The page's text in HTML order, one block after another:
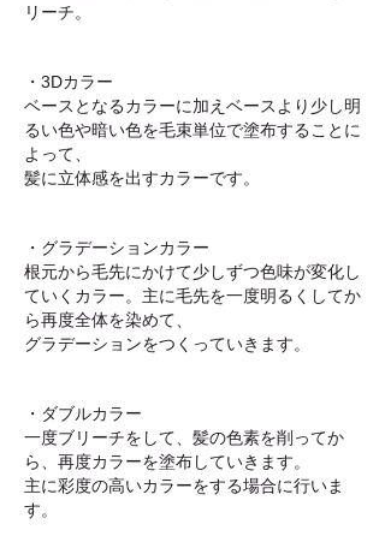
リーチ。
・3Dカラー
​ベースとなるカラーに加えベースより少し明
るい色や暗い色を毛束単位で塗布することに
よって、
髪に立体感を出すカラーです。
・グラデーションカラー
根元から毛先にかけて少しずつ色味が変化し
ていくカラー。主に毛先を一度明るくしてか
ら再度全体を染めて、
グラデーションをつくっていきます。
・ダブルカラー
一度ブリーチをして、髪の色素を削ってか
ら、再度カラーを塗布していきます。
主に彩度の高いカラーをする場合に行いま
す。